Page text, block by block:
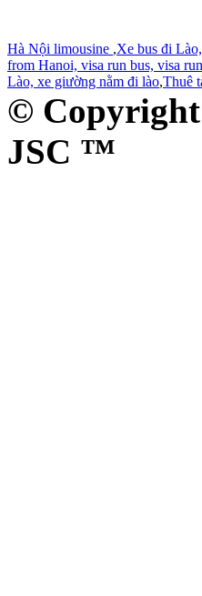
Hà Nội limousine ,Xe bus đi
from Hanoi, visa run bus, visa
Lào, xe giường nằm đi lào,Thuê
© Copyright
JSC ™